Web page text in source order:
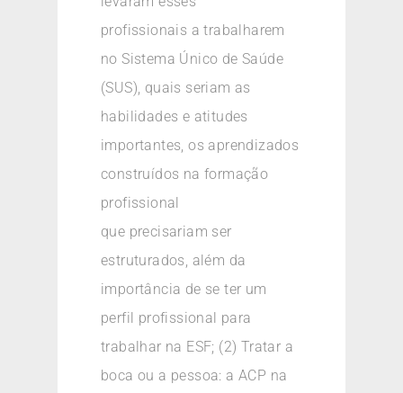
profissionais a trabalharem
no Sistema Único de Saúde
(SUS), quais seriam as
habilidades e atitudes
importantes, os aprendizados
construídos na formação
profissional
que precisariam ser
estruturados, além da
importância de se ter um
perfil profissional para
trabalhar na ESF; (2) Tratar a
boca ou a pessoa: a ACP na